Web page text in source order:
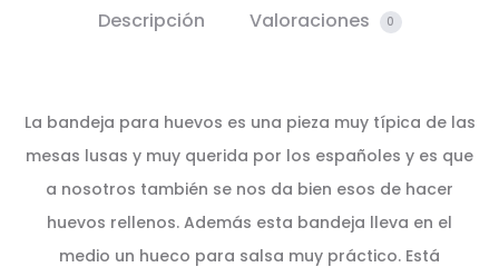
Descripción Valoraciones 0
La bandeja para huevos es una pieza muy típica de las
mesas lusas y muy querida por los españoles y es que
a nosotros también se nos da bien esos de hacer
huevos rellenos. Además esta bandeja lleva en el
medio un hueco para salsa muy práctico. Está